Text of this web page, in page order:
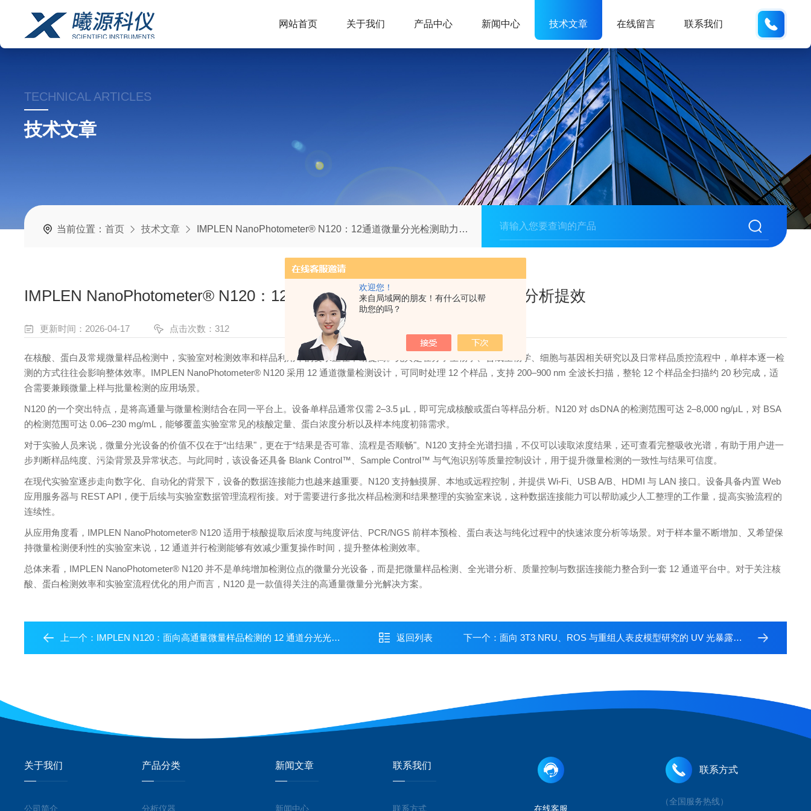
欢迎您！
来自局域网的朋友！有什么可以帮
助您的吗？
网站首页 关于我们 产品中心 新闻中心 技术文章 在线留言 联系我们
TECHNICAL ARTICLES
技术文章
当前位置：首页 技术文章 IMPLEN NanoPhotometer® N120：12通道微量分光检测助力核酸与蛋白分析提效
IMPLEN NanoPhotometer® N120：12通道微量分光检测助力核酸与蛋白分析提效
更新时间：2026-04-17 点击次数：312
在核酸、蛋白及常规微量样品检测中，实验室对检测效率和样品利用率的要求正在不断提高。尤其是在分子生物学、合成生物学、细胞与基因相关研究以及日常样品质控流程中，单样本逐一检
测的方式往往会影响整体效率。IMPLEN NanoPhotometer® N120 采用 12 通道微量检测设计，可同时处理 12 个样品，支持 200–900 nm 全波长扫描，整轮 12 个样品全扫描约 20 秒完成，适
合需要兼顾微量上样与批量检测的应用场景。
N120 的一个突出特点，是将高通量与微量检测结合在同一平台上。设备单样品通常仅需 2–3.5 μL，即可完成核酸或蛋白等样品分析。N120 对 dsDNA 的检测范围可达 2–8,000 ng/μL，对 BSA
的检测范围可达 0.06–230 mg/mL，能够覆盖实验室常见的核酸定量、蛋白浓度分析以及样本纯度初筛需求。
对于实验人员来说，微量分光设备的价值不仅在于“出结果"，更在于“结果是否可靠、流程是否顺畅"。N120 支持全光谱扫描，不仅可以读取浓度结果，还可查看完整吸收光谱，有助于用户进一
步判断样品纯度、污染背景及异常状态。与此同时，该设备还具备 Blank Control™、Sample Control™ 与气泡识别等质量控制设计，用于提升微量检测的一致性与结果可信度。
在现代实验室逐步走向数字化、自动化的背景下，设备的数据连接能力也越来越重要。N120 支持触摸屏、本地或远程控制，并提供 Wi-Fi、USB A/B、HDMI 与 LAN 接口。设备具备内置 Web
应用服务器与 REST API，便于后续与实验室数据管理流程衔接。对于需要进行多批次样品检测和结果整理的实验室来说，这种数据连接能力可以帮助减少人工整理的工作量，提高实验流程的
连续性。
从应用角度看，IMPLEN NanoPhotometer® N120 适用于核酸提取后浓度与纯度评估、PCR/NGS 前样本预检、蛋白表达与纯化过程中的快速浓度分析等场景。对于样本量不断增加、又希望保
持微量检测便利性的实验室来说，12 通道并行检测能够有效减少重复操作时间，提升整体检测效率。
总体来看，IMPLEN NanoPhotometer® N120 并不是单纯增加检测位点的微量分光设备，而是把微量样品检测、全光谱分析、质量控制与数据连接能力整合到一套 12 通道平台中。对于关注核
酸、蛋白检测效率和实验室流程优化的用户而言，N120 是一款值得关注的高通量微量分光解决方案。
上一个： IMPLEN N120：面向高通量微量样品检测的 12 通道分光光度计 返回列表 下一个：面向 3T3 NRU、ROS 与重组人表皮模型研究的 UV 光暴露系统技术比较
关于我们
公司简介
产品分类
分析仪器
新闻文章
新闻中心
联系我们
联系方式 在线客服
联系方式
（全国服务热线）